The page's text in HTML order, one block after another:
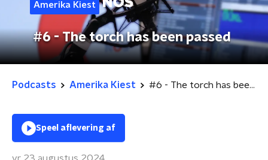
Amerika Kiest
#6 - The torch has been passed
Podcasts Amerika Kiest #6 - The torch has been passed
Speel aflevering af